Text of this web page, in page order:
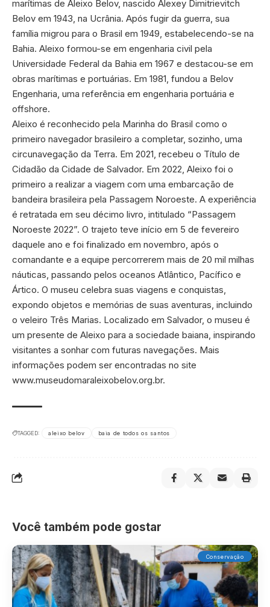
marítimas de Aleixo Belov, nascido Alexey Dimitrievitch
Belov em 1943, na Ucrânia. Após fugir da guerra, sua
família migrou para o Brasil em 1949, estabelecendo-se na
Bahia. Aleixo formou-se em engenharia civil pela
Universidade Federal da Bahia em 1967 e destacou-se em
obras marítimas e portuárias. Em 1981, fundou a Belov
Engenharia, uma referência em engenharia portuária e
offshore.
Aleixo é reconhecido pela Marinha do Brasil como o
primeiro navegador brasileiro a completar, sozinho, uma
circunavegação da Terra. Em 2021, recebeu o Título de
Cidadão da Cidade de Salvador. Em 2022, Aleixo foi o
primeiro a realizar a viagem com uma embarcação de
bandeira brasileira pela Passagem Noroeste. A experiência
é retratada em seu décimo livro, intitulado “Passagem
Noroeste 2022”. O trajeto teve início em 5 de fevereiro
daquele ano e foi finalizado em novembro, após o
comandante e a equipe percorrerem mais de 20 mil milhas
náuticas, passando pelos oceanos Atlântico, Pacífico e
Ártico. O museu celebra suas viagens e conquistas,
expondo objetos e memórias de suas aventuras, incluindo
o veleiro Três Marias. Localizado em Salvador, o museu é
um presente de Aleixo para a sociedade baiana, inspirando
visitantes a sonhar com futuras navegações. Mais
informações podem ser encontradas no site
www.museudomaraleixobelov.org.br.
TAGGED: aleixo belov baia de todos os santos
Você também pode gostar
Conservação